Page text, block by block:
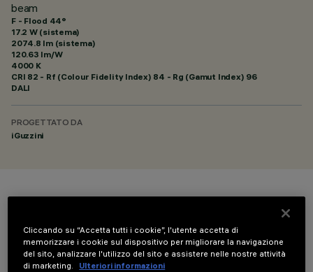
beam
F - Flood 44°
17.2 W (sistema)
2074.8 lm (sistema)
120.63 lm/W
4000 K
CRI 82 - Rf (Colour Fidelity Index) 84 - Rg (Gamut Index) 96
DALI
PROGETTATO DA
iGuzzini
Cliccando su “Accetta tutti i cookie”, l'utente accetta di
memorizzare i cookie sul dispositivo per migliorare la navigazione
del sito, analizzare l'utilizzo del sito e assistere nelle nostre attività
di marketing.
Ulteriori informazioni